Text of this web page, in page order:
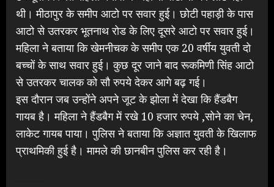
थी। मीठापुर के समीप आटो पर सवार हुई। छोटी पहाड़ी के पास
आटो से उतरकर भूतनाथ रोड के लिए दूसरे आटो पर सवार हुई।
महिला ने बताया कि खेमनीचक के समीप एक 20 वर्षीय युवती दो
बच्चों के साथ सवार हुई। कुछ दूर जाने बाद रूकमिणी सिंह आटो
से उतरकर चालक को सौ रुपये देकर आगे बढ़ गई।
इस दौरान जब उन्होंने अपने जूट के झोला में देखा कि हैंडबैग
गायब है। महिला ने हैंडबैग में रखे 10 हजार रुपये ,सोने का चेन,
लाकेट गायब पाया। पुलिस ने बताया कि अज्ञात युवती के खिलाफ
प्राथमिकी हुई है। मामले की छानबीन पुलिस कर रही है।